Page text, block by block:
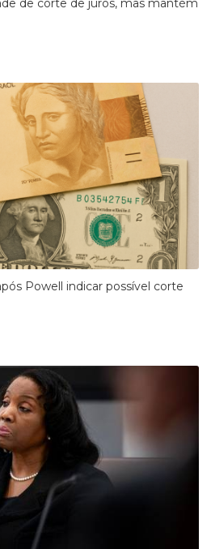
de corte de juros, mas mantém
Powell indicar possível corte